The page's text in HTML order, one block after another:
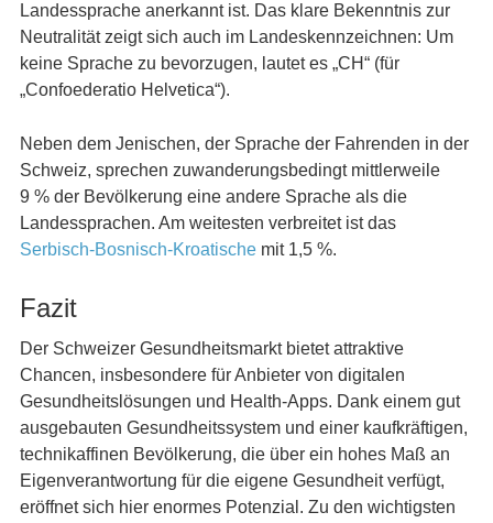
Landessprache anerkannt ist. Das klare Bekenntnis zur
Neutralität zeigt sich auch im Landeskennzeichnen: Um
keine Sprache zu bevorzugen, lautet es „CH“ (für
„Confoederatio Helvetica“).
Neben dem Jenischen, der Sprache der Fahrenden in der
Schweiz, sprechen zuwanderungsbedingt mittlerweile
9 % der Bevölkerung eine andere Sprache als die
Landessprachen. Am weitesten verbreitet ist das
Serbisch-Bosnisch-Kroatischemit 1,5 %.
Fazit
Der Schweizer Gesundheitsmarkt bietet attraktive
Chancen, insbesondere für Anbieter von digitalen
Gesundheitslösungen und Health-Apps. Dank einem gut
ausgebauten Gesundheitssystem und einer kaufkräftigen,
technikaffinen Bevölkerung, die über ein hohes Maß an
Eigenverantwortung für die eigene Gesundheit verfügt,
eröffnet sich hier enormes Potenzial. Zu den wichtigsten